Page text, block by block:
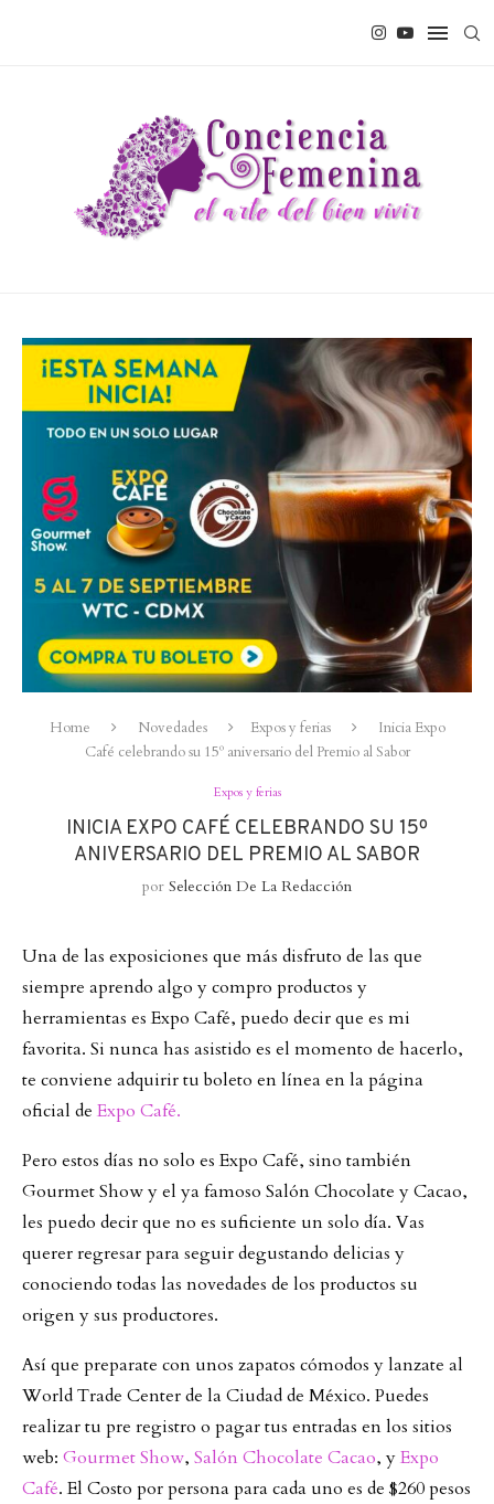
Home Novedades Expos y ferias
Inicia Expo
Café celebrando su 15º aniversario del Premio al Sabor
Expos y ferias
INICIA EXPO CAFÉ CELEBRANDO SU 15º
ANIVERSARIO DEL PREMIO AL SABOR
por Selección De La Redacción
Una de las exposiciones que más disfruto de las que
siempre aprendo algo y compro productos y
herramientas es Expo Café, puedo decir que es mi
favorita. Si nunca has asistido es el momento de hacerlo,
te conviene adquirir tu boleto en línea en la página
oficial deExpo Café.
Pero estos días no solo es Expo Café, sino también
Gourmet Show y el ya famoso Salón Chocolate y Cacao,
les puedo decir que no es suficiente un solo día. Vas
querer regresar para seguir degustando delicias y
conociendo todas las novedades de los productos su
origen y sus productores.
Así que preparate con unos zapatos cómodos y lanzate al
World Trade Center de la Ciudad de México. Puedes
realizar tu pre registro o pagar tus entradas en los sitios
web: Gourmet Show, Salón Chocolate Cacao, yExpo
Café. El Costo por persona para cada uno es de $260 pesos